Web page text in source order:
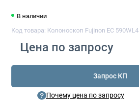
В наличии
Код товара: Колоноскоп Fujinon EC 590WL4
Цена по запросу
Запрос КП
Почему цена по запросу